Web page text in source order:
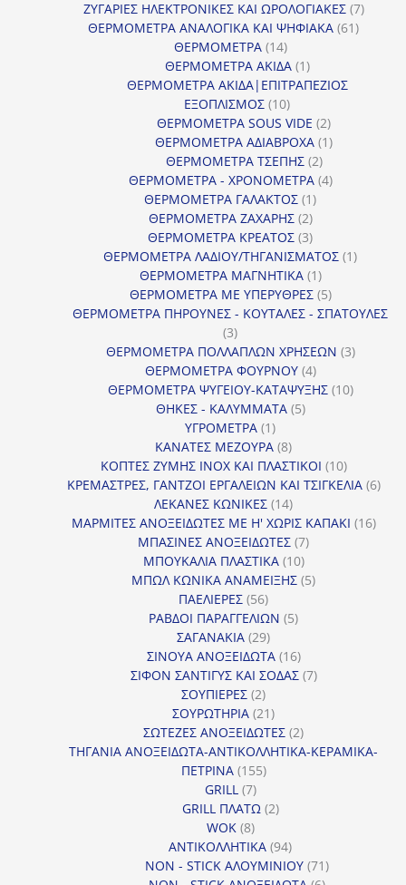
προϊόντα
ΖΥΓΑΡΙΕΣ ΗΛΕΚΤΡΟΝΙΚΕΣ ΚΑΙ ΩΡΟΛΟΓΙΑΚΕΣ 77
ΘΕΡΜΟΜΕΤΡΑ ΑΝΑΛΟΓΙΚΑ ΚΑΙ ΨΗΦΙΑΚΑ 6161
ΘΕΡΜΟΜΕΤΡΑ 1414
προϊόντα
ΘΕΡΜΟΜΕΤΡΑ ΑΚΙΔΑ 11
προϊόν
ΘΕΡΜΟΜΕΤΡΑ ΑΚΙΔΑ|ΕΠΙΤΡΑΠΕΖΙΟΣ
ΕΞΟΠΛΙΣΜΟΣ 1010
προϊόντα
ΘΕΡΜΟΜΕΤΡΑ SOUS VIDE 22
προϊόντα
ΘΕΡΜΟΜΕΤΡΑ ΑΔΙΑΒΡΟΧΑ 11
ΘΕΡΜΟΜΕΤΡΑ ΤΣΕΠΗΣ 22
προϊόντα
ΘΕΡΜΟΜΕΤΡΑ - ΧΡΟΝΟΜΕΤΡΑ 44
ΘΕΡΜΟΜΕΤΡΑ ΓΑΛΑΚΤΟΣ 11
προϊόν
ΘΕΡΜΟΜΕΤΡΑ ΖΑΧΑΡΗΣ 22
προϊόντα
ΘΕΡΜΟΜΕΤΡΑ ΚΡΕΑΤΟΣ 33
προϊόντα
ΘΕΡΜΟΜΕΤΡΑ ΛΑΔΙΟΥ/ΤΗΓΑΝΙΣΜΑΤΟΣ 11
ΘΕΡΜΟΜΕΤΡΑ ΜΑΓΝΗΤΙΚΑ 11
προϊόν
ΘΕΡΜΟΜΕΤΡΑ ΜΕ ΥΠΕΡΥΘΡΕΣ 55
προϊόντα
ΘΕΡΜΟΜΕΤΡΑ ΠΗΡΟΥΝΕΣ - ΚΟΥΤΑΛΕΣ - ΣΠΑΤΟΥΛΕΣ
33
προϊόντα
ΘΕΡΜΟΜΕΤΡΑ ΠΟΛΛΑΠΛΩΝ ΧΡΗΣΕΩΝ 33
ΘΕΡΜΟΜΕΤΡΑ ΦΟΥΡΝΟΥ 44
προϊόντα
ΘΕΡΜΟΜΕΤΡΑ ΨΥΓΕΙΟΥ-ΚΑΤΑΨΥΞΗΣ 1010
ΘΗΚΕΣ - ΚΑΛΥΜΜΑΤΑ 55
ΥΓΡΟΜΕΤΡΑ 11
προϊόν
ΚΑΝΑΤΕΣ ΜΕΖΟΥΡΑ 88
προϊόντα
ΚΟΠΤΕΣ ΖΥΜΗΣ INOX ΚΑΙ ΠΛΑΣΤΙΚΟΙ 1010
προϊόντα
ΚΡΕΜΑΣΤΡΕΣ, ΓΑΝΤΖΟΙ ΕΡΓΑΛΕΙΩΝ ΚΑΙ ΤΣΙΓΚΕΛΙΑ 66
ΛΕΚΑΝΕΣ ΚΩΝΙΚΕΣ 1414
προϊόντα
ΜΑΡΜΙΤΕΣ ΑΝΟΞΕΙΔΩΤΕΣ ΜΕ Η' ΧΩΡΙΣ ΚΑΠΑΚΙ 1616
ΜΠΑΣΙΝΕΣ ΑΝΟΞΕΙΔΩΤΕΣ 77
ΜΠΟΥΚΑΛΙΑ ΠΛΑΣΤΙΚΑ 1010
προϊόντα
ΜΠΩΛ ΚΩΝΙΚΑ ΑΝΑΜΕΙΞΗΣ 55
ΠΑΕΛΙΕΡΕΣ 5656
προϊόντα
ΡΑΒΔΟΙ ΠΑΡΑΓΓΕΛΙΩΝ 55
ΣΑΓΑΝΑΚΙΑ 2929
προϊόντα
ΣΙΝΟΥΑ ΑΝΟΞΕΙΔΩΤΑ 1616
προϊόντα
ΣΙΦΟΝ ΣΑΝΤΙΓΥΣ ΚΑΙ ΣΟΔΑΣ 77
ΣΟΥΠΙΕΡΕΣ 22
προϊόντα
ΣΟΥΡΩΤΗΡΙΑ 2121
προϊόντα
ΣΩΤΕΖΕΣ ΑΝΟΞΕΙΔΩΤΕΣ 22
προϊόντα
ΤΗΓΑΝΙΑ ΑΝΟΞΕΙΔΩΤΑ-ΑΝΤΙΚΟΛΛΗΤΙΚΑ-ΚΕΡΑΜΙΚΑ-
ΠΕΤΡΙΝΑ 155155
GRILL 77
προϊόντα
GRILL ΠΛΑΤΩ 22
WOK 88
προϊόντα
ΑΝΤΙΚΟΛΛΗΤΙΚΑ 9494
προϊόντα
NON - STICK ΑΛΟΥΜΙΝΙΟΥ 7171